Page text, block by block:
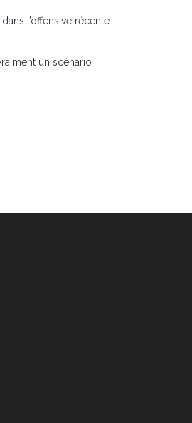
l’offensive récente
un scénario